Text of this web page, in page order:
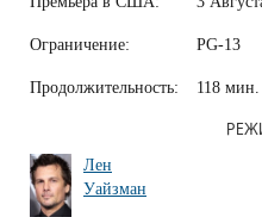
Ограничение: PG-13
Продолжительность: 118
Лен
Уайзман